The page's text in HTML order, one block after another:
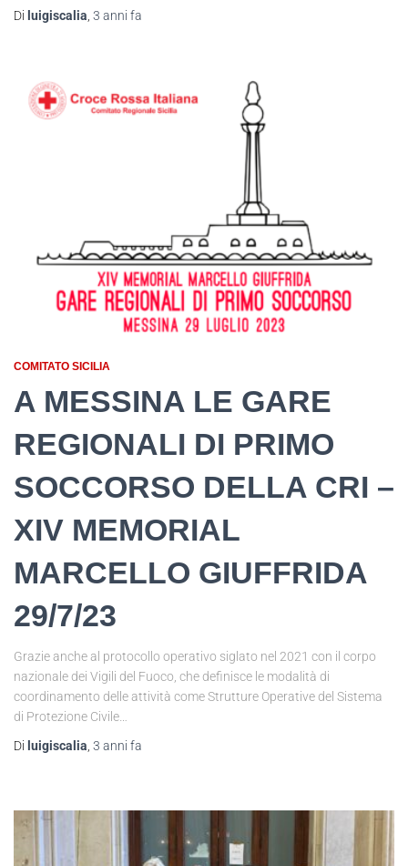
Di luigiscalia 3 anni fa
COMITATO SICILIA
A MESSINA LE GARE
REGIONALI DI PRIMO
SOCCORSO DELLA CRI –
XIV MEMORIAL
MARCELLO GIUFFRIDA
29/7/23
Grazie anche al protocollo operativo siglato nel 2021 con il corpo
nazionale dei Vigili del Fuoco, che definisce le modalità di
coordinamento delle attività come Strutture Operative del Sistema
di Protezione Civile…
Di luigiscalia, 3 anni fa